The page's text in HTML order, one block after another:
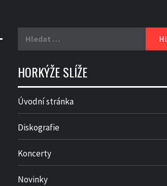
HORKÝŽE SLÍŽE
Úvodní stránka
Diskografie
Koncerty
Novinky